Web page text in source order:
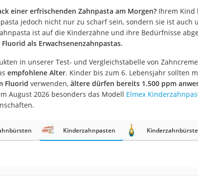
Kinderschubkarre
Babyschlafsack
Kinderuhr
Babyphone
Treppenschutzgitter
Kindersitz ab 4 Jahren
Ferngesteuertes Auto
Kindersitz 15–36 kg
einer erfrischenden Zahnpasta am Morgen?Ihrem Kind
jedoch nicht nur zu scharf sein, sondern sie ist auch
ist auf die Kinderzähne und ihre Bedürfnisse
als Erwachsenenzahnpastas.
in unserer Test- und Vergleichstabelle von
empfohlene Alter. Kinder bis zum 6. Lebensjahr sollten
Fluorid verwenden, ältere dürfen bereits 1.500 ppm
August 2026 besonders das Modell Elmex
Kinderzahnpasten